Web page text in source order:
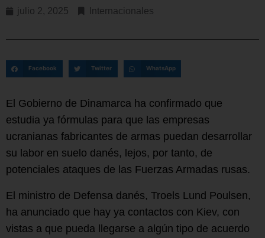
julio 2, 2025 Internacionales
Facebook Twitter WhatsApp
El Gobierno de Dinamarca ha confirmado que
estudia ya fórmulas para que las empresas
ucranianas fabricantes de armas puedan desarrollar
su labor en suelo danés, lejos, por tanto, de
potenciales ataques de las Fuerzas Armadas rusas.
El ministro de Defensa danés, Troels Lund Poulsen,
ha anunciado que hay ya contactos con Kiev, con
vistas a que pueda llegarse a algún tipo de acuerdo